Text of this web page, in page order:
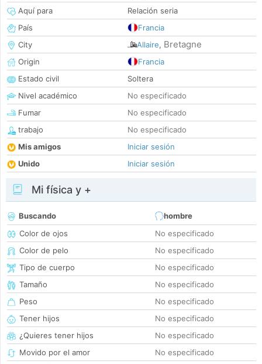
Aquí para
Relación seria
País
Francia
City
Allaire, Bretagne
Origin
Francia
Estado civil
Soltera
Nivel académico
No especificado
Fumar
No especificado
trabajo
No especificado
Mis amigos
Iniciar sesión
Unido
Iniciar sesión
Mi física y +
Buscando
hombre
Color de ojos
No especificado
Color de pelo
No especificado
Tipo de cuerpo
No especificado
Tamaño
No especificado
Peso
No especificado
Tener hijos
No especificado
¿Quieres tener hijos
No especificado
Movido por el amor
No especificado